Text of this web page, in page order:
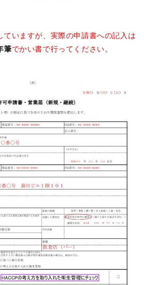
ていますが、実際の申請書への記入は
筆でかい書で行ってください 。